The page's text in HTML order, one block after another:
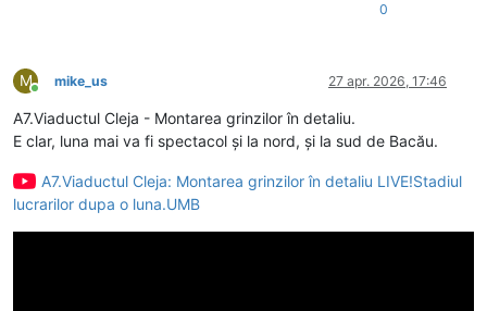
0
M
Conectat
mike_us 27 apr. 2026, 17:46
A7.Viaductul Cleja - Montarea grinzilor în detaliu.
E clar, luna mai va fi spectacol și la nord, și la sud de Bacău.
A7.Viaductul Cleja: Montarea grinzilor în detaliu LIVE!Stadiul
lucrarilor dupa o luna.UMB